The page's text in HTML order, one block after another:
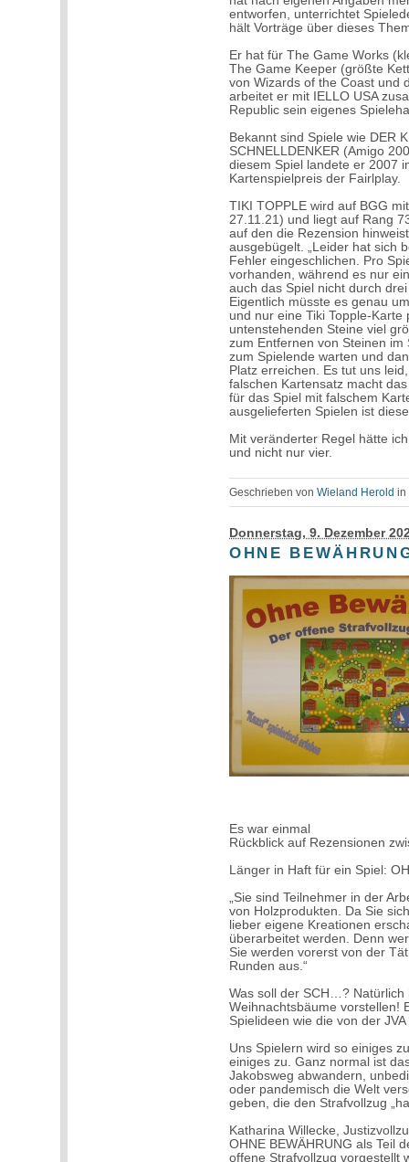
entworfen, unterrichtet
hält Vorträge über dieses
Er hat für The Game Works
The Game Keeper (größte
von Wizards of the Coast und
arbeitet er mit IELLO USA
Republic sein eigenes
Bekannt sind Spiele wie DER
SCHNELLDENKER (Amigo
diesem Spiel landete er 2007
Kartenspielpreis der Fairlplay.
TIKI TOPPLE wird auf BGG
27.11.21) und liegt auf Rang
auf den die Rezension
ausgebügelt. „Leider hat sich
Fehler eingeschlichen. Pro
vorhanden, während es nur
auch das Spiel nicht durch
Eigentlich müsste es genau
und nur eine Tiki Topple-
untenstehenden Steine viel
zum Entfernen von Steinen
zum Spielende warten und
Platz erreichen. Es tut uns
falschen Kartensatz macht
für das Spiel mit falschem
ausgelieferten Spielen ist
Mit veränderter Regel hätte
und nicht nur vier.
Geschrieben vonWieland Herold in
Donnerstag, 9. Dezember
OHNE
Es war einmal
Rückblick auf Rezensionen
Länger in Haft für ein Spiel:
„Sie sind Teilnehmer in der
von Holzprodukten. Da Sie
lieber eigene Kreationen
überarbeitet werden. Denn
Sie werden vorerst von der
Runden aus.“
Was soll der SCH…?
Weihnachtsbäume vorstellen!
Spielideen wie die von der
Uns Spielern wird so einiges
einiges zu. Ganz normal ist
Jakobsweg abwandern,
oder pandemisch die Welt
geben, die den Strafvollzug
Katharina Willecke,
OHNE BEWÄHRUNG als Teil
offene Strafvollzug vorgestellt